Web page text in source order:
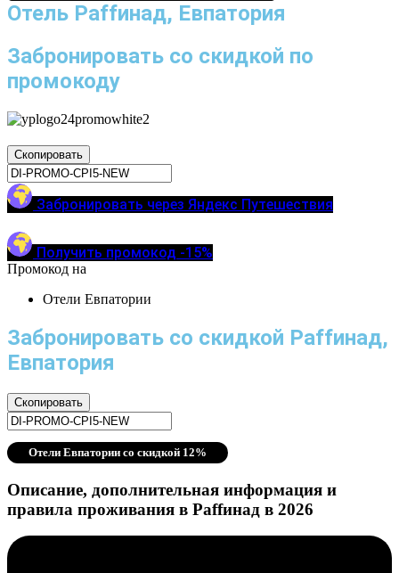
Отель Раffинад, Евпатория
Забронировать со скидкой по
промокоду
Скопировать
Забронировать через Яндекс Путешествия
Получить промокод -15%
Промокод на
Отели Евпатории
Забронировать со скидкой Раffинад,
Евпатория
Скопировать
Отели Евпатории со скидкой 12%
Описание, дополнительная информация и
правила проживания в Раffинад в 2026